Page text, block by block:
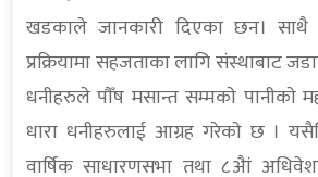
खडकाले जानकारी दिएका छन।
प्रक्रियामा सहजताका लागि संस्थाबाट
धनीहरुले पाैँष मसान्त सम्मकाे पानीकाे
धारा धनीहरुलाई आग्रह गरेकाे छ ।
वार्षिक साधारणसभा तथा ८अैां